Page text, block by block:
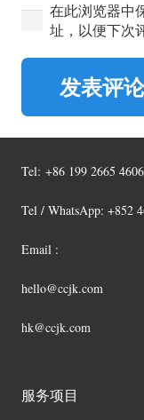
在此浏览器中
址，以便下次
发表评
Tel: +86 199 2665 4606
Tel / WhatsApp: +852
Email :
hello@ccjk.com
hk@ccjk.com
服务项目